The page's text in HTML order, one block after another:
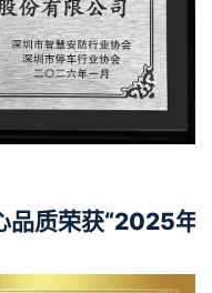
品质荣获“2025年